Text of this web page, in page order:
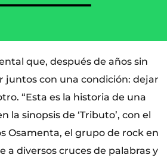
que, después de años sin
juntos con una condición: dejar
“Esta es la historia de una
la sinopsis de ‘Tributo’, con el
Osamenta, el grupo de rock en
a diversos cruces de palabras y